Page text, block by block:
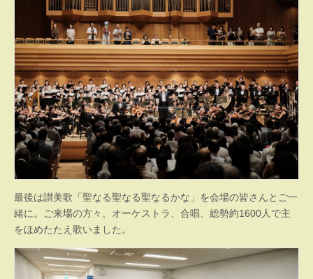
最後は讃美歌「聖なる聖なる聖なるかな」を会場の皆さんとご一
緒に。ご来場の方々、オーケストラ、合唱、総勢約1600人で主
をほめたたえ歌いました。